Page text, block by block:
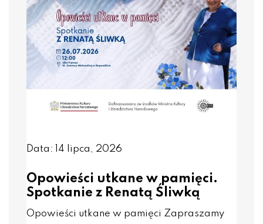
Data: 14 lipca, 2026
Opowieści utkane w pamięci.
Spotkanie z Renatą Śliwką
Opowieści utkane w pamięci Zapraszamy